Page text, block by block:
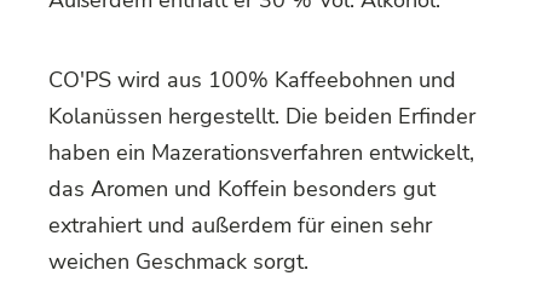
CO'PS wird aus 100% Kaffeebohnen und
Kolanüssen hergestellt. Die beiden Erfinder
haben ein Mazerationsverfahren entwickelt,
das Aromen und Koffein besonders gut
extrahiert und außerdem für einen sehr
weichen Geschmack sorgt.